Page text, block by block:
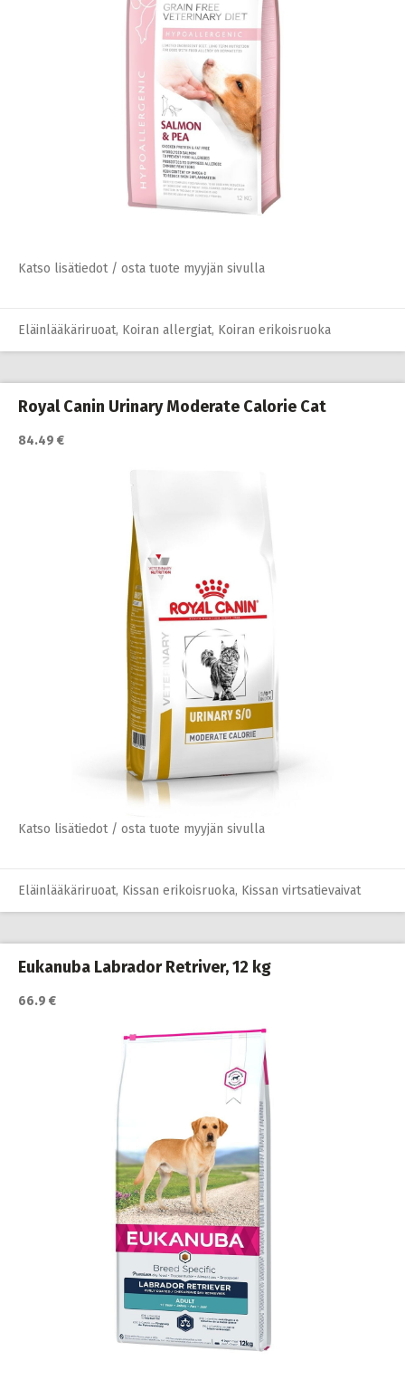
Katso lisätiedot / osta tuote myyjän sivulla
Eläinlääkäriruoat, Koiran allergiat, Koiran erikoisruoka
Royal Canin Urinary Moderate Calorie Cat
84.49 €
Katso lisätiedot / osta tuote myyjän sivulla
Eläinlääkäriruoat, Kissan erikoisruoka, Kissan virtsatievaivat
Eukanuba Labrador Retriver, 12 kg
66.9 €